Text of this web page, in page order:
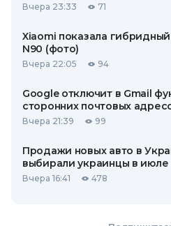
Вчера 23:33 71
Xiaomi показала
N90 (фото)
Вчера 22:05 94
Google отключит в Gmail
сторонних почтовых
Вчера 21:39 99
Продажи новых авто в
выбирали украинцы в июле
Вчера 16:41 478